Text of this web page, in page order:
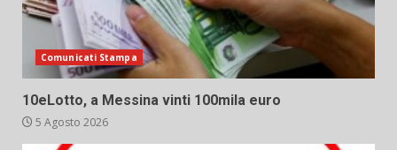
Comunicati Stampa
10eLotto, a Messina vinti 100mila euro
5 Agosto 2026